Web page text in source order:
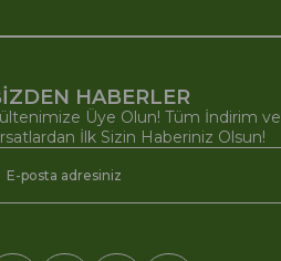
HABERLER
Üye Olun! Tüm İndirim ve
İlk Sizin Haberiniz Olsun!